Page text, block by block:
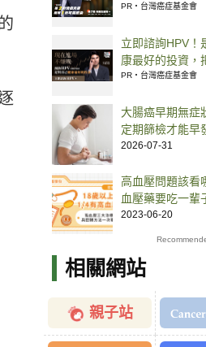
PR・台灣癌症基金會
立即諮詢HPV！
康最好的投資，
嫌晚！
PR・台灣癌症基金會
大腸癌早期無症
定期篩檢才能早
治療有機會控制
2026-07-31
高血壓問題該看
血壓藥要吃一輩
治療與控制方法
2023-06-20
相關網站
親子站